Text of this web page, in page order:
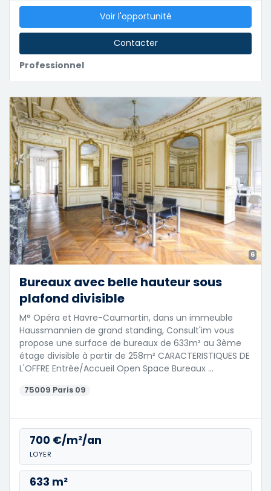
Professionnel
Voir l'opportunité
Contacter
6
Bureaux avec belle hauteur sous
plafond divisible
M° Opéra et Havre-Caumartin, dans un immeuble
Haussmannien de grand standing, Consult'im vous
propose une surface de bureaux de 633m² au 3ème
étage divisible à partir de 258m² CARACTERISTIQUES DE
L'OFFRE Entrée/Accueil Open Space Bureaux …
75009 Paris 09
700 €/m²/an
LOYER
633 m²